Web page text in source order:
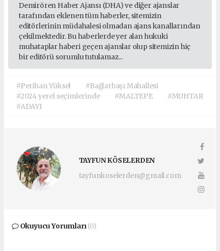
Demirören Haber Ajansı (DHA) ve diğer ajanslar
tarafından eklenen tüm haberler, sitemizin
editörlerinin müdahalesi olmadan ajans kanallarından
çekilmektedir. Bu haberlerde yer alan hukuki
muhataplar haberi geçen ajanslar olup sitemizin hiç
bir editörü sorumlu tutulamaz...
#Perihan Yüksel
#Bağlarbaşı Mahallesi
#2024 yerel seçimlerinde
#MALTEPE
#MUHTAR
#ADAYI
TAYFUN KÖSELERDEN
tayfunkoselerden@gmail.com
Okuyucu Yorumları(0)